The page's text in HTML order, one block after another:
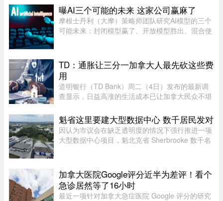
大道发生枪击。一名嫌疑人 ...
曝AI三个可能的未来 这家公司赢麻了
摩根士丹利（大摩）策略师团队研究AI模型的三个
可能未来：封闭模型赢了、开放模型胜出、混合使
布的分析研究，指出AI市场 ...
TD：通胀让三分一加拿大人最先砍这些费
用
道明银行（TD Bank）周二（4日）发布的最新调
查显示，日益高涨的生活成本已让加拿大民众不堪
Global News报道，道明保险（TD Insurance）的
数据指出，33%的加拿大民众为了节 ...
魁省这里要建大型数据中心 数千居民发对
因认为市议会在缺乏透明度的情况下强行推进一项
大型数据中心项目，魁北克省 Sherbrooke 数千名
估并举行公开辩论，同时对 ...
加拿大医院Google评分近半为差评！看个
急诊居然等了16小时
最近一项针对加拿大急症医院 Google 评分的研究